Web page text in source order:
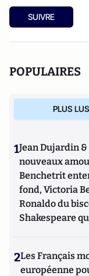
SUIVRE
POPULAIRES
PLUS LUS
1Jean Dujardin
nouveaux
Benchetrit
fond, Victoria
Ronaldo du
Shakespeare
2Les Français
européenne